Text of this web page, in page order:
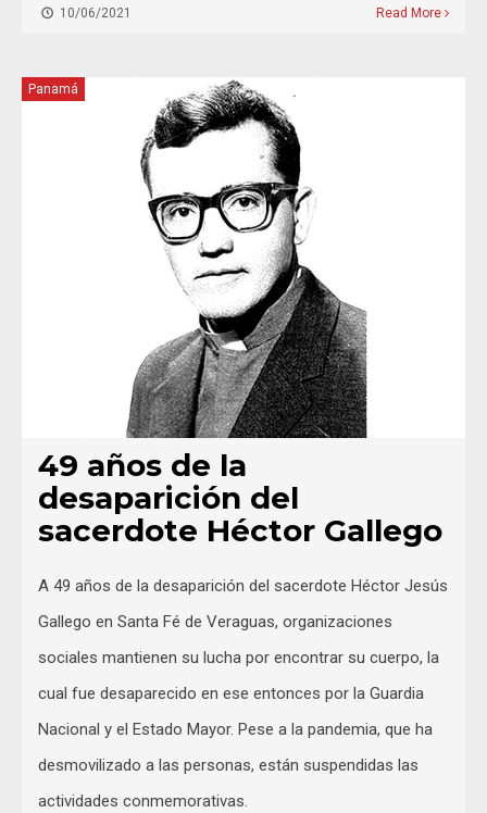
10/06/2021 Read More
Panamá
49 años de la
desaparición del
sacerdote Héctor Gallego
A 49 años de la desaparición del sacerdote Héctor Jesús
Gallego en Santa Fé de Veraguas, organizaciones
sociales mantienen su lucha por encontrar su cuerpo, la
cual fue desaparecido en ese entonces por la Guardia
Nacional y el Estado Mayor. Pese a la pandemia, que ha
desmovilizado a las personas, están suspendidas las
actividades conmemorativas.